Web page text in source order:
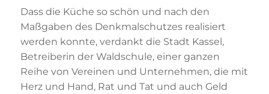
Dass die Küche so schön und nach den
Maßgaben des Denkmalschutzes realisiert
werden konnte, verdankt die Stadt Kassel,
Betreiberin der Waldschule, einer ganzen
Reihe von Vereinen und Unternehmen, die mit
Herz und Hand, Rat und Tat und auch Geld